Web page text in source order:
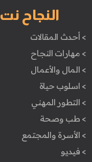
النجاح نت
> أحدث المقالات
> مهارات النجاح
> المال والأعمال
> اسلوب حياة
> التطور المهني
> طب وصحة
> الأسرة والمجتمع
> فيديو